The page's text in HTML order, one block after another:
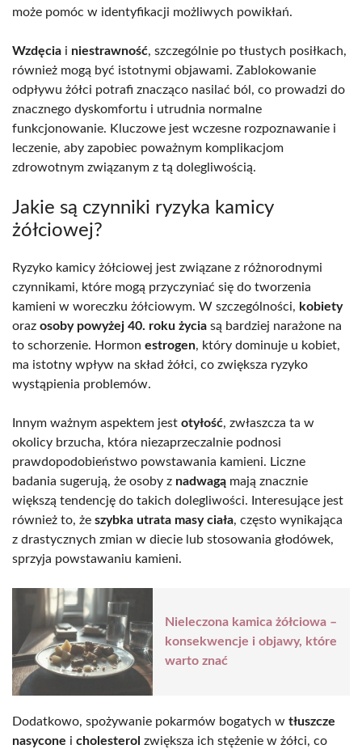
może pomóc w identyfikacji możliwych powikłań.
Wzdęcia i niestrawność, szczególnie po tłustych posiłkach,
również mogą być istotnymi objawami. Zablokowanie
odpływu żółci potrafi znacząco nasilać ból, co prowadzi do
znacznego dyskomfortu i utrudnia normalne
funkcjonowanie. Kluczowe jest wczesne rozpoznawanie i
leczenie, aby zapobiec poważnym komplikacjom
zdrowotnym związanym z tą dolegliwością.
Jakie są czynniki ryzyka kamicy
żółciowej?
Ryzyko kamicy żółciowej jest związane z różnorodnymi
czynnikami, które mogą przyczyniać się do tworzenia
kamieni w woreczku żółciowym. W szczególności, kobiety
oraz osoby powyżej 40. roku życia są bardziej narażone na
to schorzenie. Hormon estrogen, który dominuje u kobiet,
ma istotny wpływ na skład żółci, co zwiększa ryzyko
wystąpienia problemów.
Innym ważnym aspektem jest otyłość, zwłaszcza ta w
okolicy brzucha, która niezaprzeczalnie podnosi
prawdopodobieństwo powstawania kamieni. Liczne
badania sugerują, że osoby z nadwagą mają znacznie
większą tendencję do takich dolegliwości. Interesujące jest
również to, że szybka utrata masy ciała, często wynikająca
z drastycznych zmian w diecie lub stosowania głodówek,
sprzyja powstawaniu kamieni.
Nieleczona kamica żółciowa –
konsekwencje i objawy, które
warto znać
Dodatkowo, spożywanie pokarmów bogatych w tłuszcze
nasycone i cholesterol zwiększa ich stężenie w żółci, co